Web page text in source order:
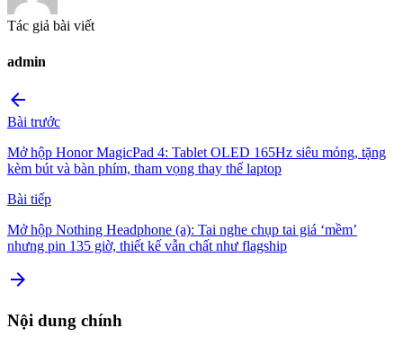
Tác giả bài viết
admin
arrow_back
Bài trước
Mở hộp Honor MagicPad 4: Tablet OLED 165Hz siêu mỏng, tặng
kèm bút và bàn phím, tham vọng thay thế laptop
Bài tiếp
Mở hộp Nothing Headphone (a): Tai nghe chụp tai giá ‘mềm’
nhưng pin 135 giờ, thiết kế vẫn chất như flagship
arrow_forward
Nội dung chính